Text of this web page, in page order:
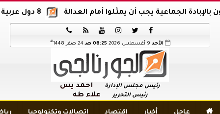
8 دول عربية وإسلامية تدين اقتحام المسجد الأقصى الجماعية يجب أن يمثلوا أمام العدالة






الأحد 08:25 صـ 24 صفر 1448 هـ
رئيس مجلس الإدارة أحمد يس
رئيس التحرير علاء طه
 عاجل أخبار اقتصاد اتصالات وتكنولوجيا